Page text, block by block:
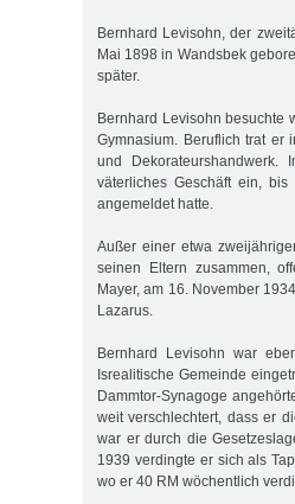
Bernhard Levisohn, der
Mai 1898 in Wandsbek
später.
Bernhard Levisohn besuchte
Gymnasium. Beruflich trat er
und
väterliches Geschäft ein,
angemeldet hatte.
Außer einer etwa
seinen Eltern zusammen,
Mayer, am 16. November
Lazarus.
Bernhard Levisohn war
Isrealitische Gemeinde
Dammtor-Synagoge
weit verschlechtert, dass er
war er durch die
1939 verdingte er sich als
wo er 40 RM wöchentlich